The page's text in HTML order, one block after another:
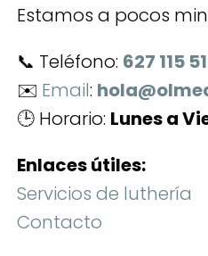
Estamos a pocos
📞 Teléfono: 627 115
✉️ Email:
🕒 Horario: Lunes a
Enlaces útiles:
Servicios de luthería
Contacto